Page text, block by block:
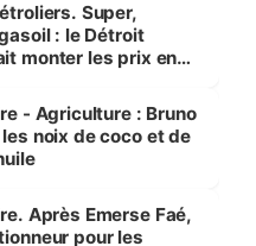
Super,
: le Détroit
monter les prix en
- Agriculture : Bruno
les noix de coco et de
Après Emerse Faé,
pour les